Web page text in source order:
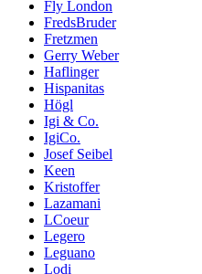
Fly London
FredsBruder
Fretzmen
Gerry Weber
Haflinger
Hispanitas
Högl
Igi & Co.
IgiCo.
Josef Seibel
Keen
Kristoffer
Lazamani
LCoeur
Legero
Leguano
Lodi